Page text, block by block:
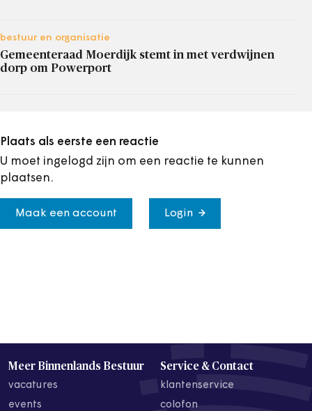
bestuur en organisatie
Gemeenteraad Moerdijk stemt in met verdwijnen
dorp om Powerport
Plaats als eerste een reactie
U moet ingelogd zijn om een reactie te kunnen
plaatsen.
Maak een account Login
Meer Binnenlands Bestuur
vacatures
events
Service & Contact
klantenservice
colofon